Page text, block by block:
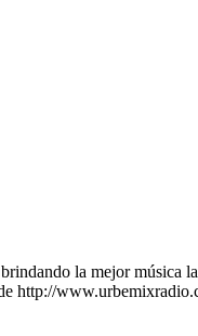
la mejor
http://